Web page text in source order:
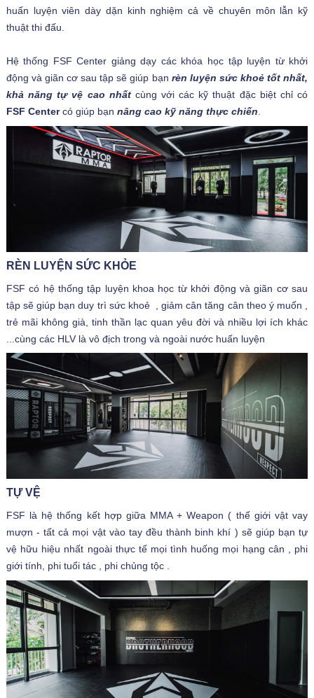
huấn luyện viên dày dặn kinh nghiệm cả về chuyên môn lẫn kỹ
thuật thi đấu.
Hệ thống FSF Center giảng dạy các khóa học tập luyện từ khởi
động và giãn cơ sau tập sẽ giúp bạn rèn luyện sức khoẻ tốt nhất,
khả năng tự vệ cao nhấtcùng với các kỹ thuật đặc biệt chỉ có
FSF Centercó giúp bạn nâng cao kỹ năng thực chiến
RÈN LUYỆN SỨC KHỎE
FSF có hệ thống tập luyện khoa học từ khởi động và giãn cơ sau
tập sẽ giúp bạn duy trì sức khoẻ , giảm cân tăng cân theo ý muốn ,
trẻ mãi không già, tinh thần lạc quan yêu đời và nhiều lợi ích khác
...cùng các HLV là vô địch trong và ngoài nước huấn luyện
TỰ VỆ
FSF là hệ thống kết hợp giữa MMA + Weapon ( thế giới vật vay
mượn - tất cả mọi vật vào tay đều thành binh khí ) sẽ giúp bạn tự
vệ hữu hiệu nhất ngoài thực tế mọi tình huống mọi hạng cân , phi
giới tính, phi tuổi tác , phi chủng tộc .